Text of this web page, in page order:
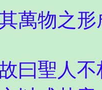
萬物之
曰聖人